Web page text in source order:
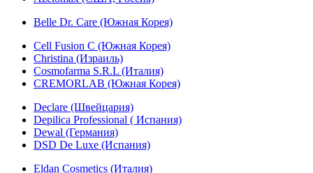
Belle Dr. Care (Южная Корея)
Cell Fusion C (Южная Корея)
Christina (Израиль)
Cosmofarma S.R.L (Италия)
CREMORLAB (Южная Корея)
Declare (Швейцария)
Depilica Professional ( Испания)
Dewal (Германия)
DSD De Luxe (Испания)
Eldan Cosmetics (Италия)